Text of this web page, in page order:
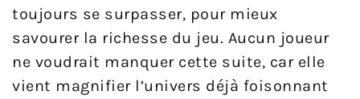
toujours se surpasser, pour mieux
savourer la richesse du jeu. Aucun joueur
ne voudrait manquer cette suite, car elle
vient magnifier l’univers déjà foisonnant